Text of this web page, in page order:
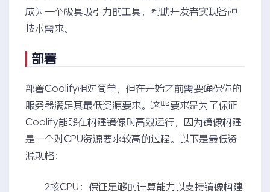
成为一个极具吸引力的工具，帮助开发者实现各种
技术需求。
部署
部署Coolify相对简单，但在开始之前需要确保你的
服务器满足其最低资源要求。这些要求是为了保证
Coolify能够在构建镜像时高效运行，因为镜像构建
是一个对CPU资源要求较高的过程。以下是最低资
源规格：
2核CPU：保证足够的计算能力以支持镜像构建